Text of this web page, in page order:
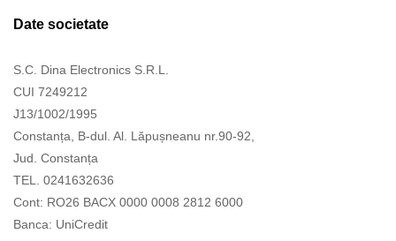
Date societate
S.C. Dina Electronics S.R.L.
CUI 7249212
J13/1002/1995
Constanța, B-dul. Al. Lăpușneanu nr.90-92,
Jud. Constanța
TEL. 0241632636
Cont: RO26 BACX 0000 0008 2812 6000
Banca: UniCredit